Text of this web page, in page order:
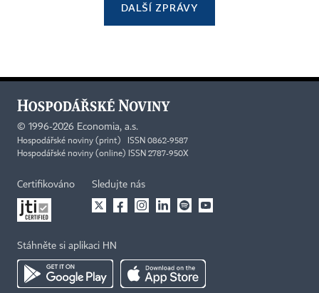
DALŠÍ ZPRÁVY
© 1996-2026 Economia, a.s.
Hospodářské noviny (print) ISSN 0862-9587
Hospodářské noviny (online) ISSN 2787-950X
Certifikováno Sledujte nás
Stáhněte si aplikaci HN